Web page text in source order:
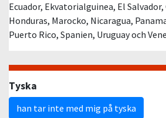
Ecuador, Ekvatorialguinea, El
Honduras, Marocko, Nicaragua,
Puerto Rico, Spanien, Uruguay och
Tyska
han tar inte med mig på tyska